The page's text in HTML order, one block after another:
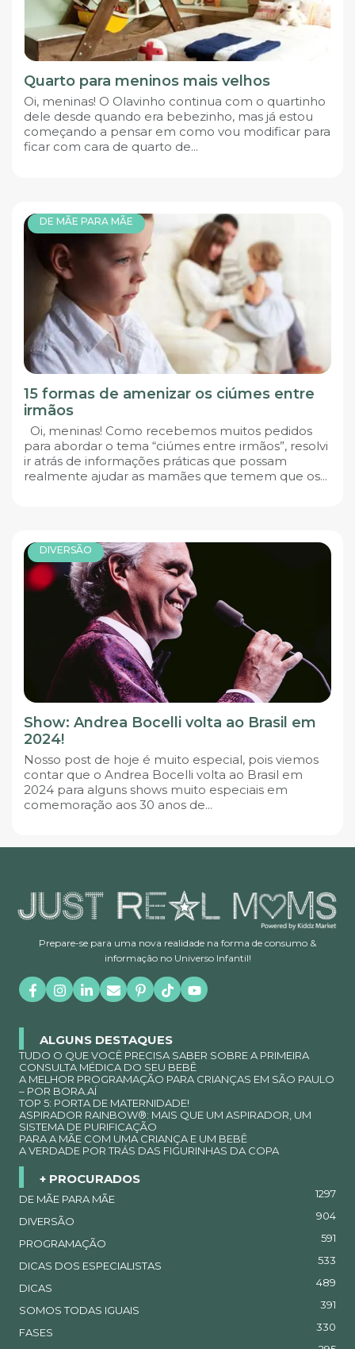
Quarto para meninos mais velhos
Oi, meninas! O Olavinho continua com o quartinho
dele desde quando era bebezinho, mas já estou
começando a pensar em como vou modificar para
ficar com cara de quarto de...
DE MÃE PARA MÃE
15 formas de amenizar os ciúmes entre
irmãos
Oi, meninas! Como recebemos muitos pedidos
para abordar o tema “ciúmes entre irmãos”, resolvi
ir atrás de informações práticas que possam
realmente ajudar as mamães que temem que os...
DIVERSÃO
Show: Andrea Bocelli volta ao Brasil em
2024!
Nosso post de hoje é muito especial, pois viemos
contar que o Andrea Bocelli volta ao Brasil em
2024 para alguns shows muito especiais em
comemoração aos 30 anos de...
Prepare-se para uma nova realidade na forma de consumo &
informação no Universo Infantil!
ALGUNS DESTAQUES
TUDO O QUE VOCÊ PRECISA SABER SOBRE A PRIMEIRA
CONSULTA MÉDICA DO SEU BEBÊ
A MELHOR PROGRAMAÇÃO PARA CRIANÇAS EM SÃO PAULO
– POR BORA.AÍ
TOP 5: PORTA DE MATERNIDADE!
ASPIRADOR RAINBOW®: MAIS QUE UM ASPIRADOR, UM
SISTEMA DE PURIFICAÇÃO
PARA A MÃE COM UMA CRIANÇA E UM BEBÊ
A VERDADE POR TRÁS DAS FIGURINHAS DA COPA
+ PROCURADOS
DE MÃE PARA MÃE 1297
DIVERSÃO 904
PROGRAMAÇÃO 591
DICAS DOS ESPECIALISTAS 533
DICAS 489
SOMOS TODAS IGUAIS 391
FASES 330